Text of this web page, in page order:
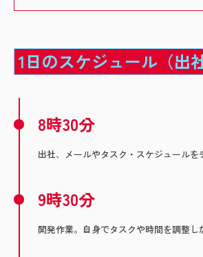
1日のスケジュール（出
8時30分
出社、メールやタスク・スケジュールを
9時30分
開発作業。自身でタスクや時間を調整し